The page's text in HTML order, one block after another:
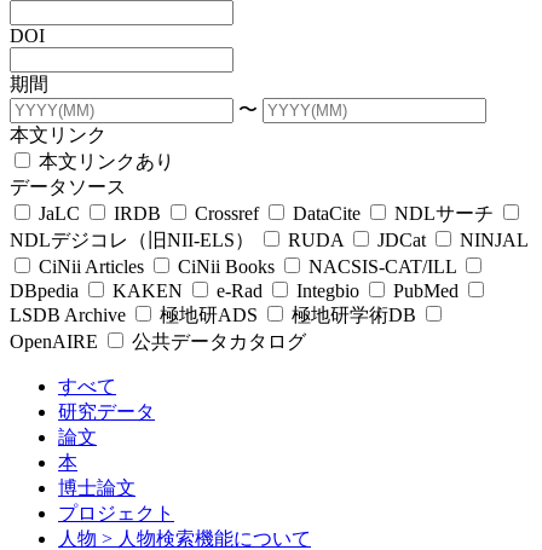
DOI
期間
〜
本文リンク
本文リンクあり
データソース
JaLC
IRDB Crossref DataCite
NDLサーチ
NDLデジコレ（旧NII-ELS）
RUDA JDCat
NINJAL
CiNii Articles
CiNii Books
NACSIS-CAT/ILL
DBpedia
KAKEN e-Rad Integbio
PubMed
LSDB Archive
極地研ADS
極地研学術DB
OpenAIRE
公共データカタログ
すべて
研究データ
論文
本
博士論文
プロジェクト
人物 > 人物検索機能について